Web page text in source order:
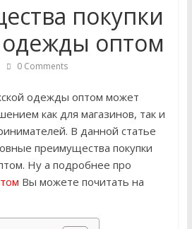
покупки
оптом
0 Comments
одежды оптом может
как для магазинов, так и
В данной статье
преимущества покупки
Ну а подробнее про
Вы можете почитать на